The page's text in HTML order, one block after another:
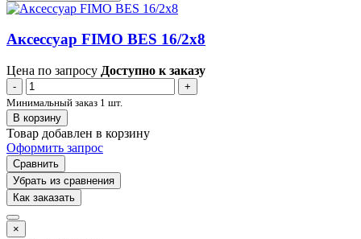
Аксессуар FIMO BES 16/2x8
Цена по запросу Доступно к заказу
-
+
Минимальный заказ 1 шт.
В корзину
Товар добавлен в корзину
Оформить запрос
Сравнить
Убрать из сравнения
Как заказать
×